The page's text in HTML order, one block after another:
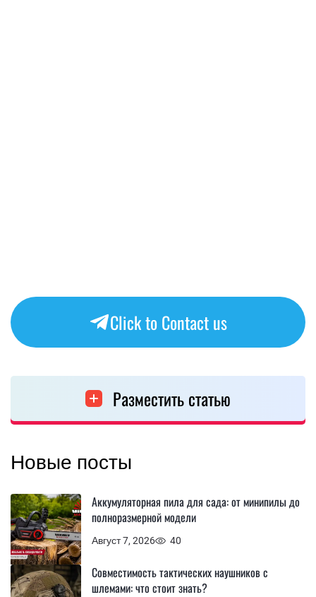
Click to Contact us
Разместить статью
Новые посты
Август 7, 2026 40
Аккумуляторная пила для сада: от минипилы до
полноразмерной модели
Совместимость тактических наушников с
шлемами: что стоит знать?